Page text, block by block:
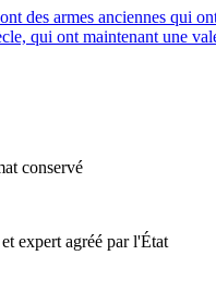
des armes anciennes qui
qui ont maintenant une
conservé
expert agréé par l'État